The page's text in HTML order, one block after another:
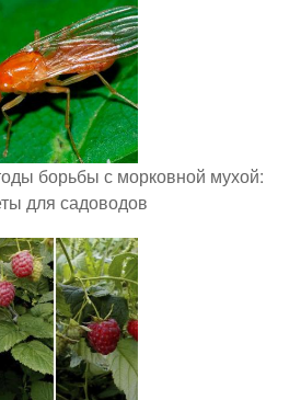
борьбы с морковной мухой:
для садоводов